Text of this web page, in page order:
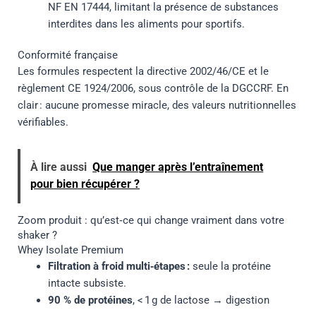
NF EN 17444, limitant la présence de substances
interdites dans les aliments pour sportifs.
Conformité française
Les formules respectent la directive 2002/46/CE et le
règlement CE 1924/2006, sous contrôle de la DGCCRF. En
clair : aucune promesse miracle, des valeurs nutritionnelles
vérifiables.
À lire aussi Que manger après l’entraînement
pour bien récupérer ?
Zoom produit : qu’est‑ce qui change vraiment dans votre
shaker ?
Whey Isolate Premium
Filtration à froid multi‑étapes : seule la protéine
intacte subsiste.
90 % de protéines, < 1 g de lactose → digestion